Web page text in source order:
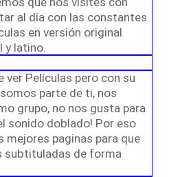
al día con las constantes
en versión original
y latino.
ver Películas pero con su
parte de ti, nos
grupo, no nos gusta para
sonido doblado! Por eso
paginas para que
subtituladas de forma